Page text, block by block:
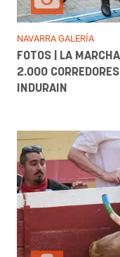
NAVARRA GALERÍA
FOTOS | LA
2.000
INDURAIN